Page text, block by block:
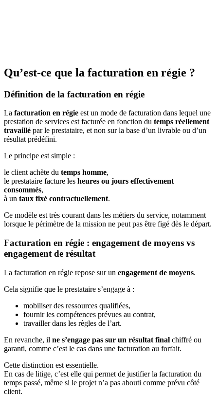
Qu’est-ce que la facturation en régie ?
Définition de la facturation en régie
La facturation en régie est un mode de facturation dans lequel une
prestation de services est facturée en fonction du temps réellement
travaillé par le prestataire, et non sur la base d’un livrable ou d’un
résultat prédéfini.
Le principe est simple :
le client achète du temps homme,
le prestataire facture les heures ou jours effectivement
consommés,
à un taux fixé contractuellement.
Ce modèle est très courant dans les métiers du service, notamment
lorsque le périmètre de la mission ne peut pas être figé dès le départ.
Facturation en régie : engagement de moyens vs
engagement de résultat
La facturation en régie repose sur un engagement de moyens.
Cela signifie que le prestataire s’engage à :
mobiliser des ressources qualifiées,
fournir les compétences prévues au contrat,
travailler dans les règles de l’art.
En revanche, il ne s’engage pas sur un résultat final chiffré ou
garanti, comme c’est le cas dans une facturation au forfait.
Cette distinction est essentielle.
En cas de litige, c’est elle qui permet de justifier la facturation du
temps passé, même si le projet n’a pas abouti comme prévu côté
client.